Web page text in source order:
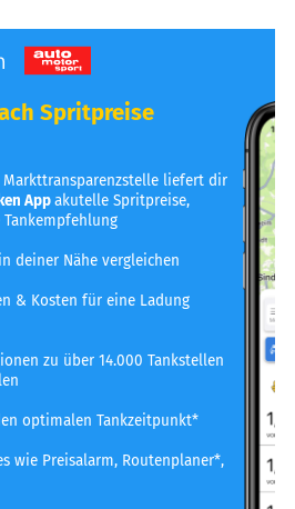
Spritpreise
liefert dir
Appakutelle Spritpreise,
deiner Nähe vergleichen
& Kosten für eine Ladung
zu über 14.000 Tankstellen
optimalen Tankzeitpunkt*
wie Preisalarm, Routenplaner*,